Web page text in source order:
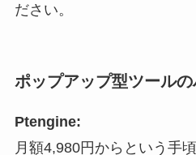
ださい。
ポップアップ型ツールの
Ptengine:
月額4,980円からという手